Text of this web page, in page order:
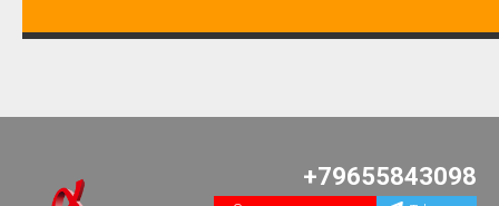
+79655843098